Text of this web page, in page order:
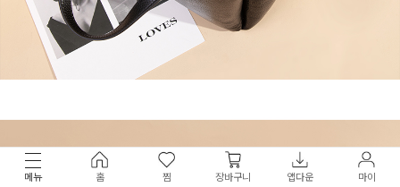
메뉴 홈 찜 장바구니 앱다운 마이